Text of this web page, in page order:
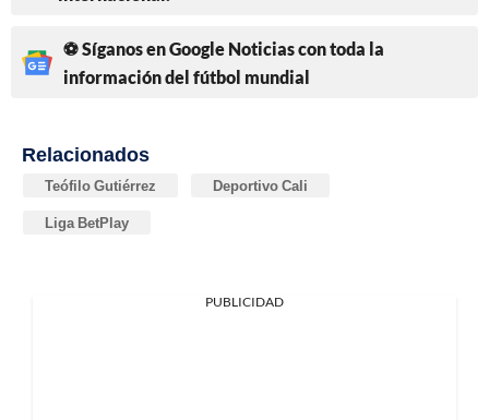
⚽ Síganos en Google Noticias con toda la
información del fútbol mundial
Relacionados
Teófilo Gutiérrez Deportivo Cali
Liga BetPlay
PUBLICIDAD